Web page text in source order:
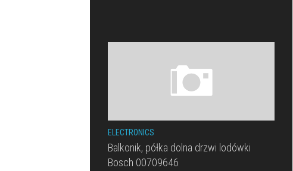
ELECTRONICS
Balkonik, półka dolna drzwi lodówki
Bosch 00709646